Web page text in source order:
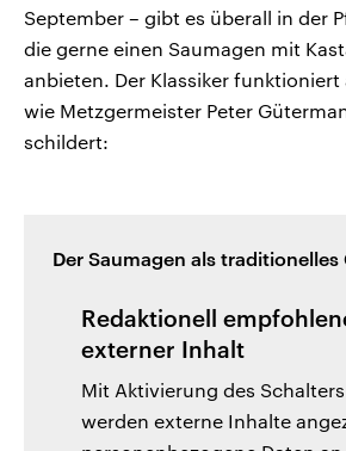
September – gibt es überall in der
die gerne einen Saumagen mit
anbieten. Der Klassiker
wie Metzgermeister Peter
schildert:
Der Saumagen als traditionelles
Redaktionell
externer Inhalt
Mit Aktivierung des
werden externe Inhalte